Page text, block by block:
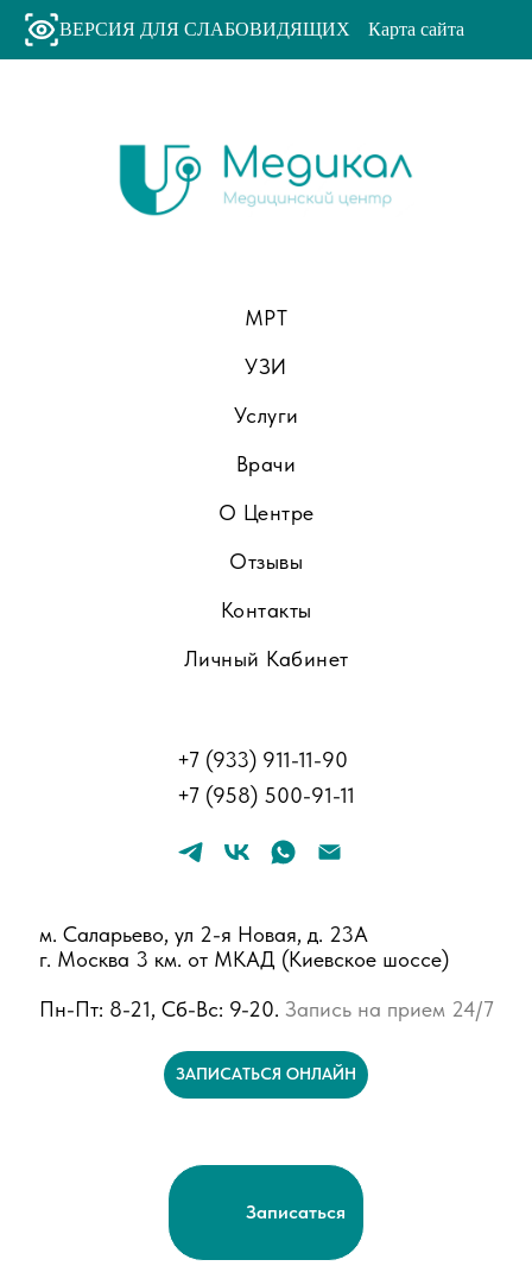
ВЕРСИЯ ДЛЯ СЛАБОВИДЯЩИХ Карта сайта
МРТ
УЗИ
Услуги
Врачи
О Центре
Отзывы
Контакты
Личный Кабинет
+7 (933) 911-11-90
+7 (958) 500-91-11
м. Саларьево, ул 2-я Новая, д. 23А
г. Москва 3 км. от МКАД (Киевское шоссе)
Пн-Пт: 8-21, Сб-Вс: 9-20. Запись на прием 24/7
ЗАПИСАТЬСЯ ОНЛАЙН
Записаться